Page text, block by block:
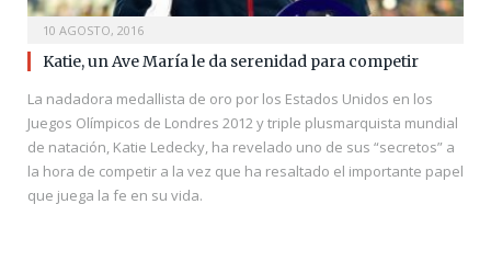
10 AGOSTO, 2016
Katie, un Ave María le da serenidad para competir
La nadadora medallista de oro por los Estados Unidos en los
Juegos Olímpicos de Londres 2012 y triple plusmarquista mundial
de natación, Katie Ledecky, ha revelado uno de sus “secretos” a
la hora de competir a la vez que ha resaltado el importante papel
que juega la fe en su vida.